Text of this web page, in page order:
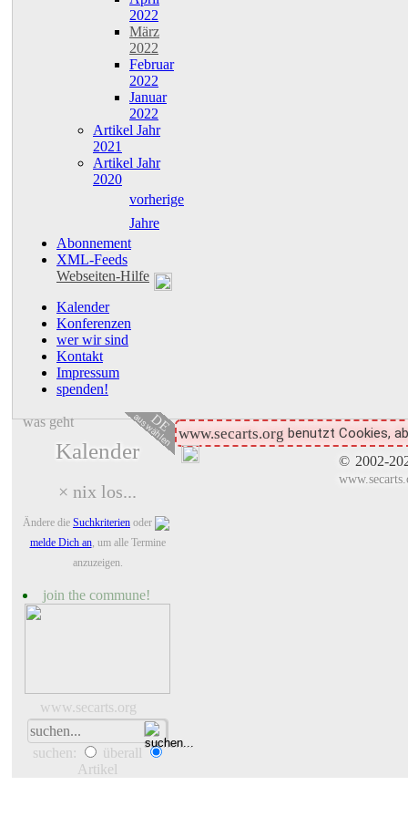
2022
März
2022
Februar
2022
Januar
2022
Artikel Jahr
2021
Artikel Jahr
2020
vorherige
Jahre
Abonnement
XML-Feeds
Webseiten-Hilfe
Kalender
Konferenzen
wer wir sind
Kontakt
Impressum
spenden!
DE
auswählen
was geht
Kalender
× nix los...
Ändere die Suchkriterien oder
melde Dich an, um alle Termine
anzuzeigen.
join the commune!
www.secarts.org
suchen:
überall
Artikel
www.secarts.org benutzt Cookies,
© 2002-